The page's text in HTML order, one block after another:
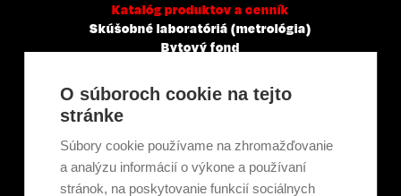
Katalóg produktov a cenník
Skúšobné laboratóriá (metrológia)
Bytový fond
Mestá a obce
Tepelné elektrárne a priemysel
Developeri
Školenie a technické poradenstvo
O súboroch cookie na tejto
stránke
Súbory cookie používame na zhromažďovanie
a analýzu informácií o výkone a používaní
stránok, na poskytovanie funkcií sociálnych